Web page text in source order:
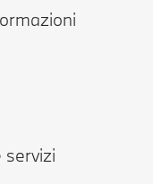
Centri Service BMW
servizi